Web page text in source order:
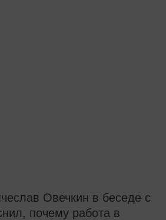
Овечкин в беседе с
почему работа в